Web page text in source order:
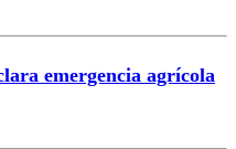
emergencia agrícola